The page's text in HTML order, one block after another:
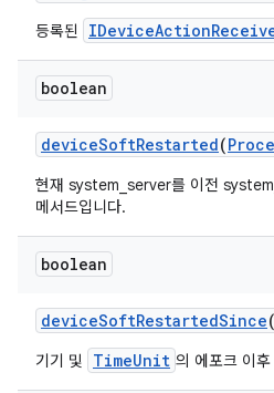
등록된
boolean
deviceSoftRestarted(
현재 system_server를 이전
메서드입니다.
boolean
deviceSoftRestartedSince
기기 및 TimeUnit 의 에포크 이